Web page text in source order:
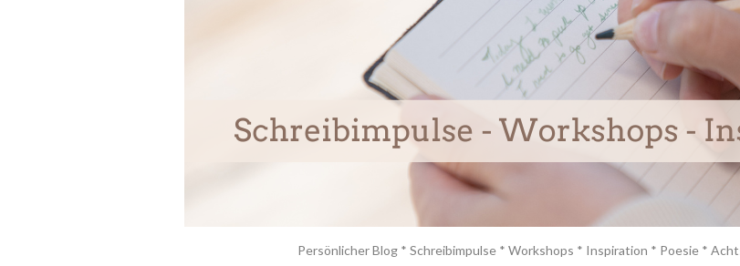
Persönlicher Blog * Schreibimpulse * Workshops * Inspiration * Poesie *